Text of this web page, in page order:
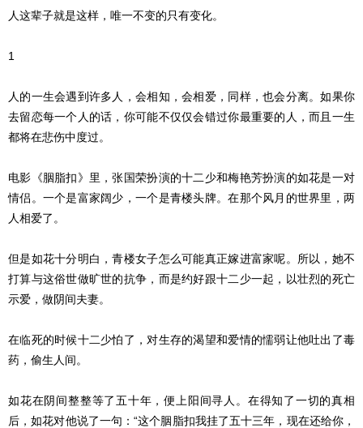
人这辈子就是这样，唯一不变的只有变化。
1
人的一生会遇到许多人，会相知，会相爱，同样，也会分离。如果你
去留恋每一个人的话，你可能不仅仅会错过你最重要的人，而且一生
都将在悲伤中度过。
电影《胭脂扣》里，张国荣扮演的十二少和梅艳芳扮演的如花是一对
情侣。一个是富家阔少，一个是青楼头牌。在那个风月的世界里，两
人相爱了。
但是如花十分明白，青楼女子怎么可能真正嫁进富家呢。所以，她不
打算与这俗世做旷世的抗争，而是约好跟十二少一起，以壮烈的死亡
示爱，做阴间夫妻。
在临死的时候十二少怕了，对生存的渴望和爱情的懦弱让他吐出了毒
药，偷生人间。
如花在阴间整整等了五十年，便上阳间寻人。在得知了一切的真相
后，如花对他说了一句：“这个胭脂扣我挂了五十三年，现在还给你，